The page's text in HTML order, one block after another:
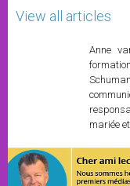
View all articles
Anne
mariée